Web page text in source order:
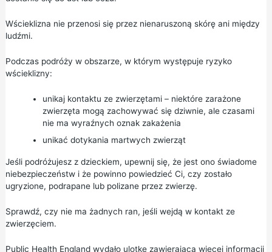
Wścieklizna nie przenosi się przez nienaruszoną skórę ani między
ludźmi.
Podczas podróży w obszarze, w którym występuje ryzyko
wścieklizny:
unikaj kontaktu ze zwierzętami – niektóre zarażone
zwierzęta mogą zachowywać się dziwnie, ale czasami
nie ma wyraźnych oznak zakażenia
unikać dotykania martwych zwierząt
Jeśli podróżujesz z dzieckiem, upewnij się, że jest ono świadome
niebezpieczeństw i że powinno powiedzieć Ci, czy zostało
ugryzione, podrapane lub polizane przez zwierzę.
Sprawdź, czy nie ma żadnych ran, jeśli wejdą w kontakt ze
zwierzęciem.
Public Health England wydało ulotkę zawierającą więcej informacji